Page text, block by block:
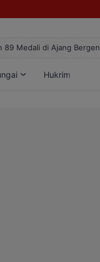
89 Medali di Ajang
Hukrim